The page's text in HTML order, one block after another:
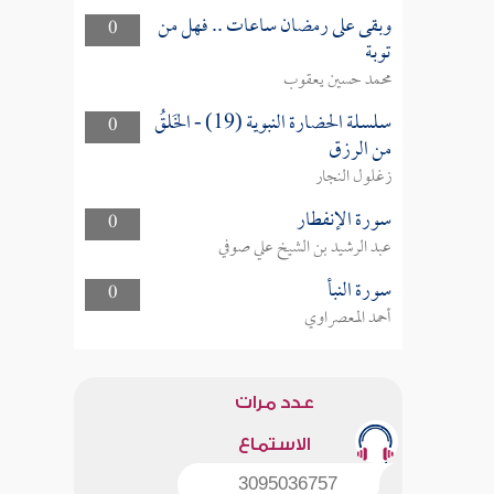
0 وبقى على رمضان ساعات .. فهل من
توبة
محمد حسين يعقوب
0
سلسلة الحضارة النبوية (19) - الخَلقُ
من الرزق
زغلول النجار
0
سورة الإنفطار
عبد الرشيد بن الشيخ علي صوفي
0
سورة النبأ
أحمد المعصراوي
عدد مرات
الاستماع
3095036757